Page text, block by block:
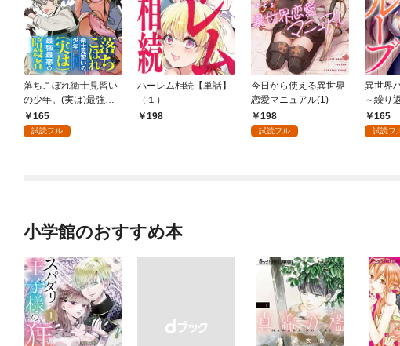
落ちこぼれ衛士見習い
の少年。(実は)最強最
悪の暗殺者。 【連載
版】: 1
165
試読フル
ハーレム相続【単話】
（１）
198
今日から使える異世界
恋愛マニュアル(1)
198
試読フル
異世界
～繰り
ら脱出
くりま
165
試読フ
小学館のおすすめ本